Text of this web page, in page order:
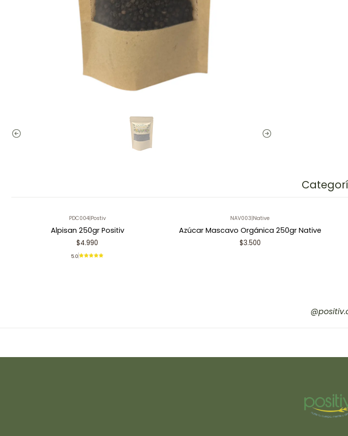
PDC004|Postiv
Alpisan 250gr Positiv
$4.990
5.0
NAV003|Native
Azúcar Mascavo Orgánica 250gr Native
$3.500